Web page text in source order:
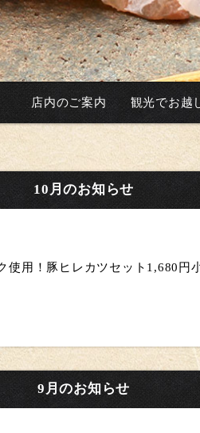
店内のご案内 観光でお越
10月のお知らせ
使用！豚ヒレカツセット1,680円
9月のお知らせ